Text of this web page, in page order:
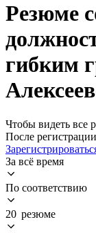
Резюме
гибким
Чтобы видеть все
После
За всё время
По соответствию
20 резюме